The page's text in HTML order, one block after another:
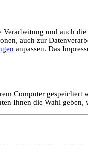
und auch
auch zur
anpassen. Das
Computer
Ihnen die Wahl geben,